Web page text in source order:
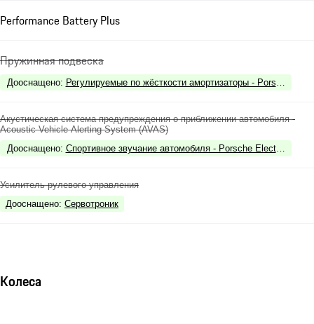
Performance Battery Plus
Пружинная подвеска
Дооснащено: Регулируемые по жёсткости амортизаторы - Porsche
Акустическая система предупреждения о приближении автомобиля -
Acoustic Vehicle Alerting System (AVAS)
Дооснащено: Спортивное звучание автомобиля - Porsche Electric Sport
Усилитель рулевого управления
Дооснащено: Сервотроник
Колеса